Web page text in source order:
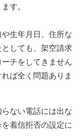
す。
生年月日、住所な
しても、架空請求
チをしてきません
ば全く問題ありま
ない電話には出な
着信拒否の設定に